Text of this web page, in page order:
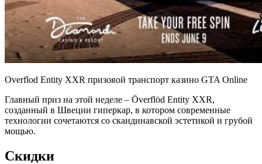
Overflod Entity XXR призовой транспорт казино GTA Online
Главный приз на этой неделе – Överflöd Entity XXR,
созданный в Швеции гиперкар, в котором современные
технологии сочетаются со скандинавской эстетикой и грубой
мощью.
Скидки